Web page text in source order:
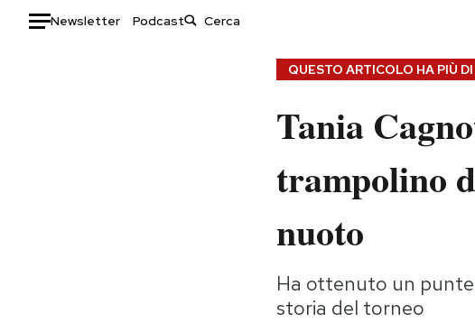
Newsletter Podcast
Storie/Idee
QUESTO ARTICOLO HA PIÙ DI
Tania
trampolino
nuoto
Ha ottenuto un
storia del torneo